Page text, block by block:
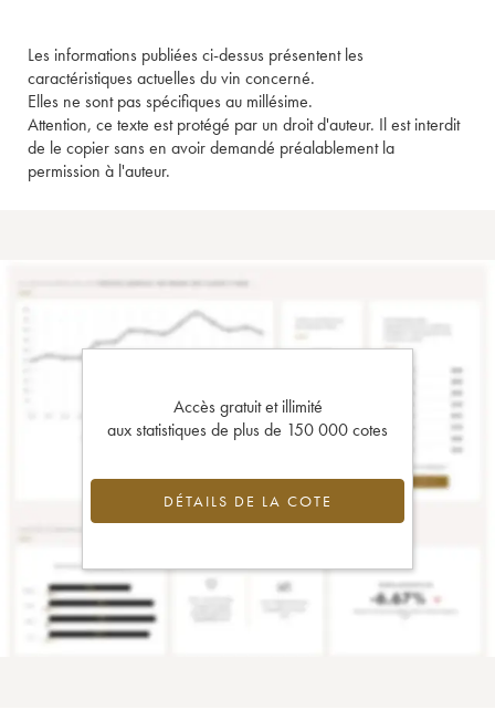
Les informations publiées ci-dessus présentent les
caractéristiques actuelles du vin concerné.
Elles ne sont pas spécifiques au millésime.
Attention, ce texte est protégé par un droit d'auteur. Il est interdit
de le copier sans en avoir demandé préalablement la
permission à l'auteur.
Accès gratuit et illimité
aux statistiques de plus de 150 000 cotes
DÉTAILS DE LA COTE